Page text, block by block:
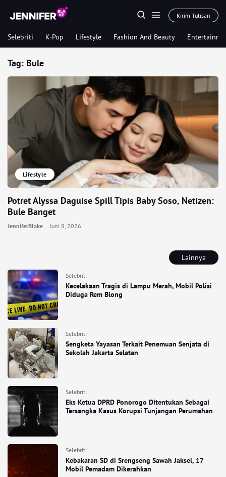
Kirim Tulisan
Selebriti K-Pop Lifestyle Fashion And Beauty
Lainnya
Selebriti
Kecelakaan Tragis di Lampu Merah, Mobil Polisi
Diduga Rem Blong
Selebriti
Sengketa Yayasan Terkait Penemuan Senjata di
Sekolah Jakarta Selatan
Selebriti
Eks Ketua DPRD Ponorogo Ditentukan Sebagai
Tersangka Kasus Korupsi Tunjangan Perumahan
Selebriti
Kebakaran SD di Srengseng Sawah Jaksel, 17
Mobil Pemadam Dikerahkan
Tag: Bule
Lifestyle
Potret Alyssa Daguise Spill Tipis Baby Soso, Netizen:
Bule Banget
JenniferBlake Juni 8, 2026